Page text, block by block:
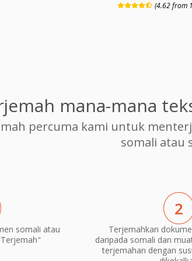
(4.62 from
mana-mana
percuma kami untuk
somali atau
somali atau
2
Terjemahkan
daripada somali dan
terjemahan dengan